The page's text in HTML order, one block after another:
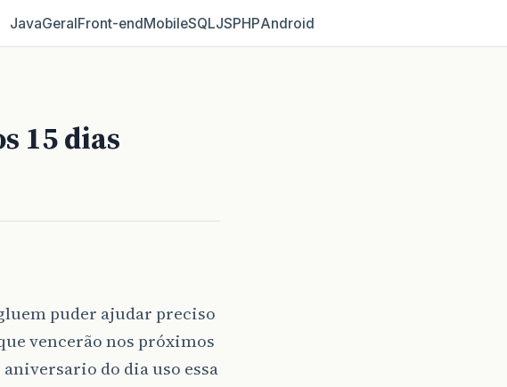
JavaGeralFront‑endMobileSQLJSPHPAndroid
15 dias
puder ajudar preciso
vencerão nos próximos
do dia uso essa